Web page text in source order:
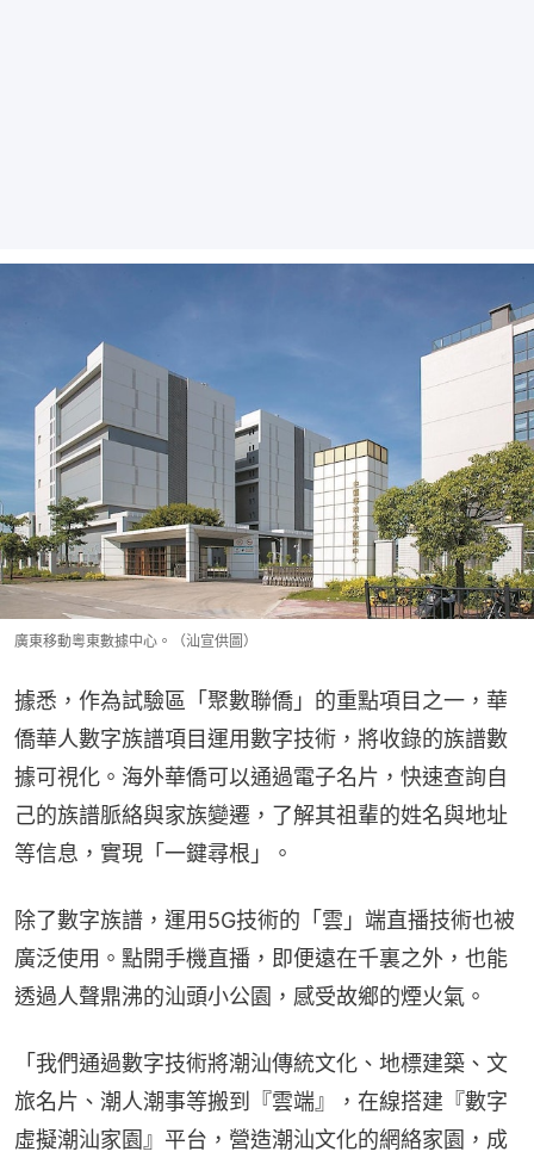
廣東移動粵東數據中心。（汕宣供圖）
據悉，作為試驗區「聚數聯僑」的重點項目之一，華
僑華人數字族譜項目運用數字技術，將收錄的族譜數
據可視化。海外華僑可以通過電子名片，快速查詢自
己的族譜脈絡與家族變遷，了解其祖輩的姓名與地址
等信息，實現「一鍵尋根」。
除了數字族譜，運用5G技術的「雲」端直播技術也被
廣泛使用。點開手機直播，即便遠在千裏之外，也能
透過人聲鼎沸的汕頭小公園，感受故鄉的煙火氣。
「我們通過數字技術將潮汕傳統文化、地標建築、文
旅名片、潮人潮事等搬到『雲端』，在線搭建『數字
虛擬潮汕家園』平台，營造潮汕文化的網絡家園，成